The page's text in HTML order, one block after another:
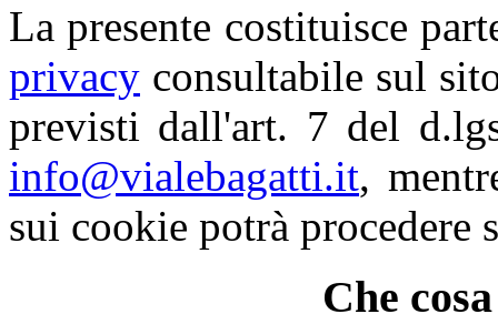
La presente costituisce
privacy consultabile sul
previsti dall'art. 7 del
info@vialebagatti.it,
sui cookie potrà procedere
Che